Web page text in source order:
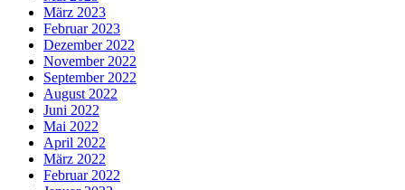
März 2023
Februar 2023
Dezember 2022
November 2022
September 2022
August 2022
Juni 2022
Mai 2022
April 2022
März 2022
Februar 2022